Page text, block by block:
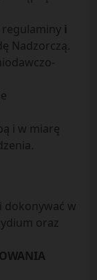
regulaminy i
Nadzorczą.
i w miarę
dokonywać w
oraz